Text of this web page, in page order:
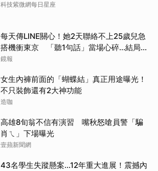
科技紫微網每日星座
每天傳LINE關心！她2天聯絡不上25歲兒急
搭機衝東京 「聽1句話」當場心碎...結局看
哭網
鏡報
女生內褲前面的「蝴蝶結」真正用途曝光！
不只裝飾還有2大神功能
造咖
高雄8旬翁不信有演習 嘴秋怒嗆員警「騙
肖ㄟ」下場曝光
壹蘋新聞網
43名學生失蹤懸案...12年重大進展！震撼內